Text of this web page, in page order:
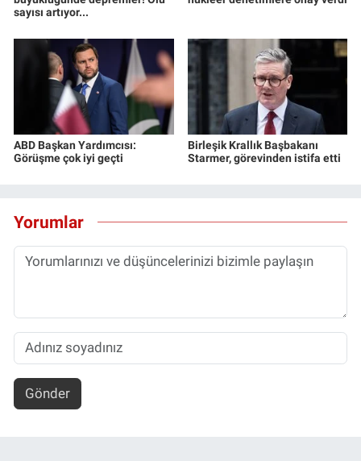
sayısı artıyor...
ABD Başkan Yardımcısı:
Görüşme çok iyi geçti
Birleşik Krallık Başbakanı
Starmer, görevinden istifa etti
Yorumlar
Gönder